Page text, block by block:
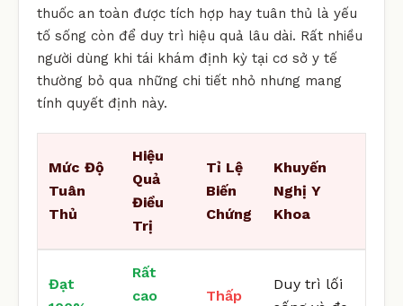
thuốc an toàn được tích hợp hay tuân thủ là yếu
tố sống còn để duy trì hiệu quả lâu dài. Rất nhiều
người dùng khi tái khám định kỳ tại cơ sở y tế
thường bỏ qua những chi tiết nhỏ nhưng mang
tính quyết định này.
Mức Độ
Tuân
Thủ
Hiệu
Quả
Điều
Trị
Tỉ Lệ
Biến
Chứng
Khuyến
Nghị Y
Khoa
Đạt
Rất
cao
Thấp
Duy trì lối